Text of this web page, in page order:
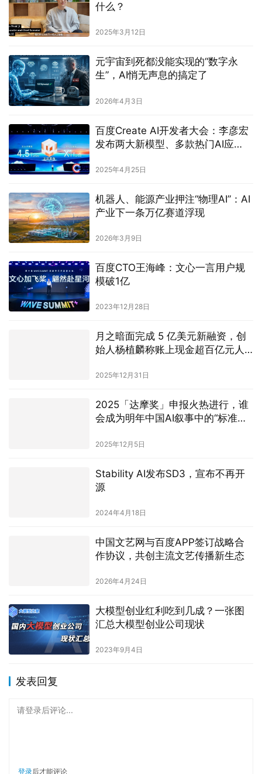
什么？
2025年3月12日
元宇宙到死都没能实现的“数字永
生”，AI悄无声息的搞定了
2026年4月3日
百度Create AI开发者大会：李彦宏
发布两大新模型、多款热门AI应
2025年4月25日
机器人、能源产业押注“物理AI”：AI
产业下一条万亿赛道浮现
2026年3月9日
百度CTO王海峰：文心一言用户规
模破1亿
2023年12月28日
月之暗面完成 5 亿美元新融资，创
始人杨植麟称账上现金超百亿元人
2025年12月31日
2025「达摩奖」申报火热进行，谁
会成为明年中国AI叙事中的“标准答
2025年12月5日
Stability AI发布SD3，宣布不再开
源
2024年4月18日
中国文艺网与百度APP签订战略合
作协议，共创主流文艺传播新生态
2026年4月24日
大模型创业红利吃到几成？一张图
汇总大模型创业公司现状
2023年9月4日
发表回复
请登录后评论...
登录后才能评论